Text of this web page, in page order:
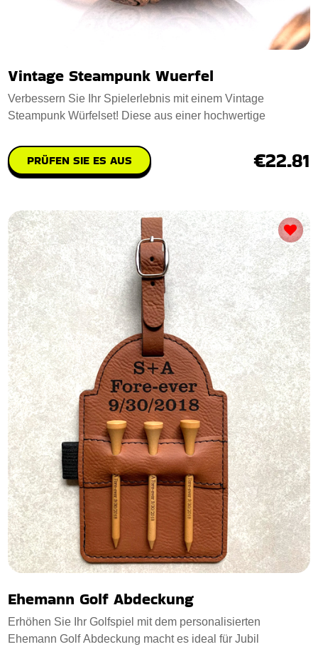
Vintage Steampunk Wuerfel
Verbessern Sie Ihr Spielerlebnis mit einem Vintage
Steampunk Würfelset! Diese aus einer hochwertige
PRÜFEN SIE ES AUS €22.81
Ehemann Golf Abdeckung
Erhöhen Sie Ihr Golfspiel mit dem personalisierten
Ehemann Golf Abdeckung macht es ideal für Jubil